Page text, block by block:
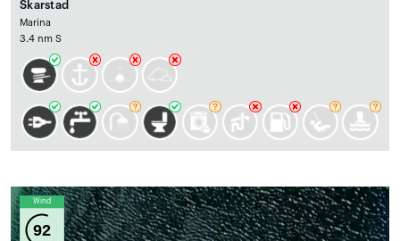
Skarstad
Marina
3.4 nm S
Wind
92